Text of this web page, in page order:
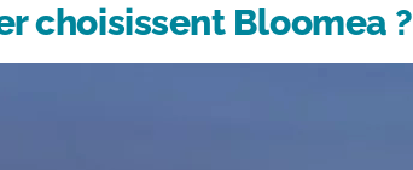
choisissent Bloomea ?